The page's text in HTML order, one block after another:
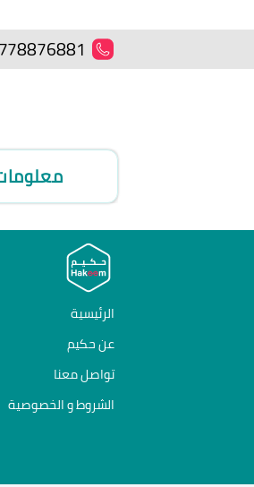
778876881
الرئيسية
عن حكيم
تواصل معنا
الشروط و الخصوصية